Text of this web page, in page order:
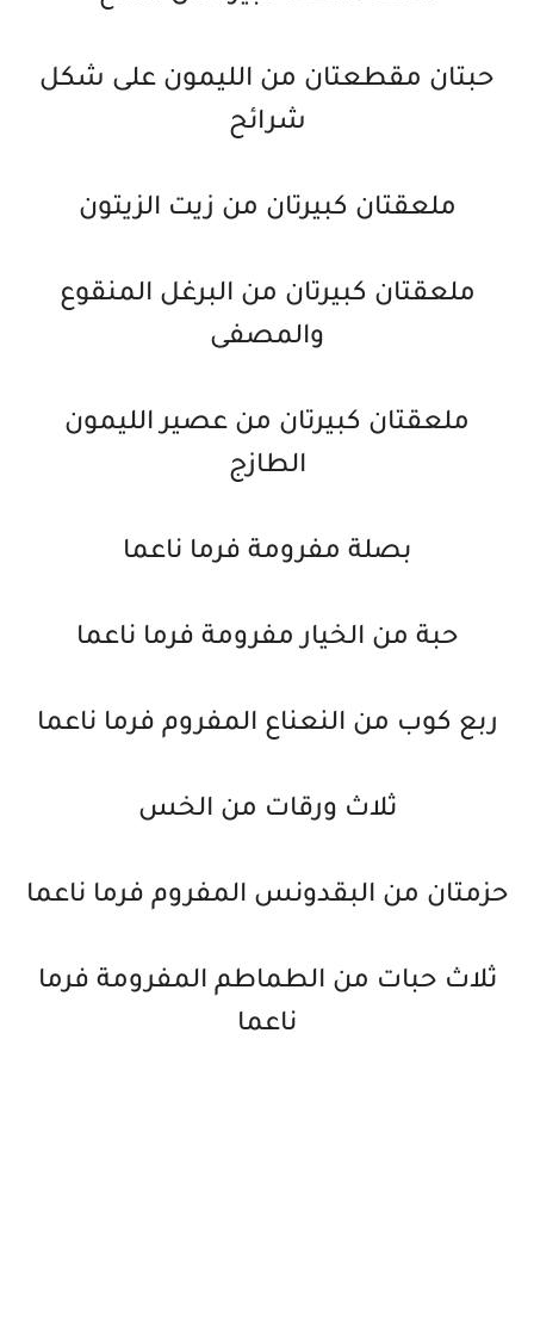
حبتان مقطعتان من الليمون على شكل
شرائح
ملعقتان كبيرتان من زيت الزيتون
ملعقتان كبيرتان من البرغل المنقوع
والمصفى
ملعقتان كبيرتان من عصير الليمون
الطازج
بصلة مفرومة فرما ناعما
حبة من الخيار مفرومة فرما ناعما
ربع كوب من النعناع المفروم فرما ناعما
ثلاث ورقات من الخس
حزمتان من البقدونس المفروم فرما ناعما
ثلاث حبات من الطماطم المفرومة فرما
ناعما